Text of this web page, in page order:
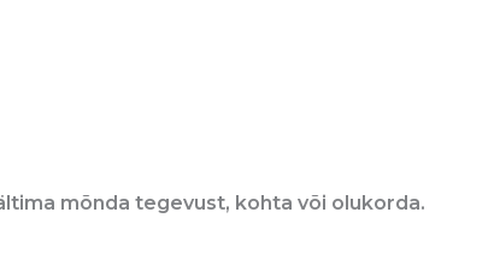
mõnda tegevust, kohta või olukorda.